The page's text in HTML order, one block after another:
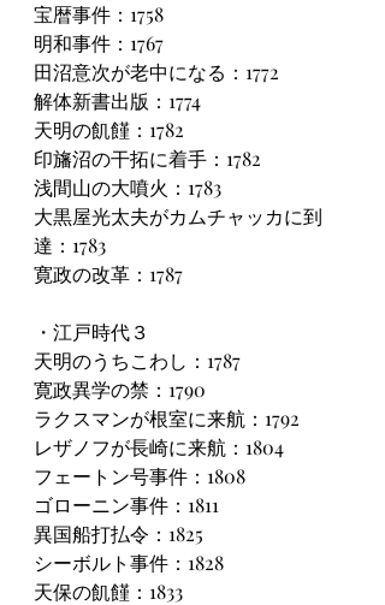
宝暦事件：1758
明和事件：1767
田沼意次が老中になる：1772
解体新書出版：1774
天明の飢饉：1782
印旛沼の干拓に着手：1782
浅間山の大噴火：1783
大黒屋光太夫がカムチャッカに到
達：1783
寛政の改革：1787
・江戸時代３
天明のうちこわし：1787
寛政異学の禁：1790
ラクスマンが根室に来航：1792
レザノフが長崎に来航：1804
フェートン号事件：1808
ゴローニン事件：1811
異国船打払令：1825
シーボルト事件：1828
天保の飢饉：1833